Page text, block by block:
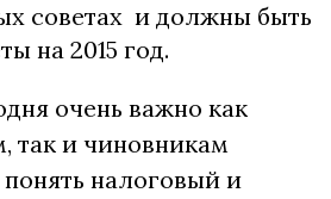
советах и должны быть
на 2015 год.
очень важно как
так и чиновникам
понять налоговый и